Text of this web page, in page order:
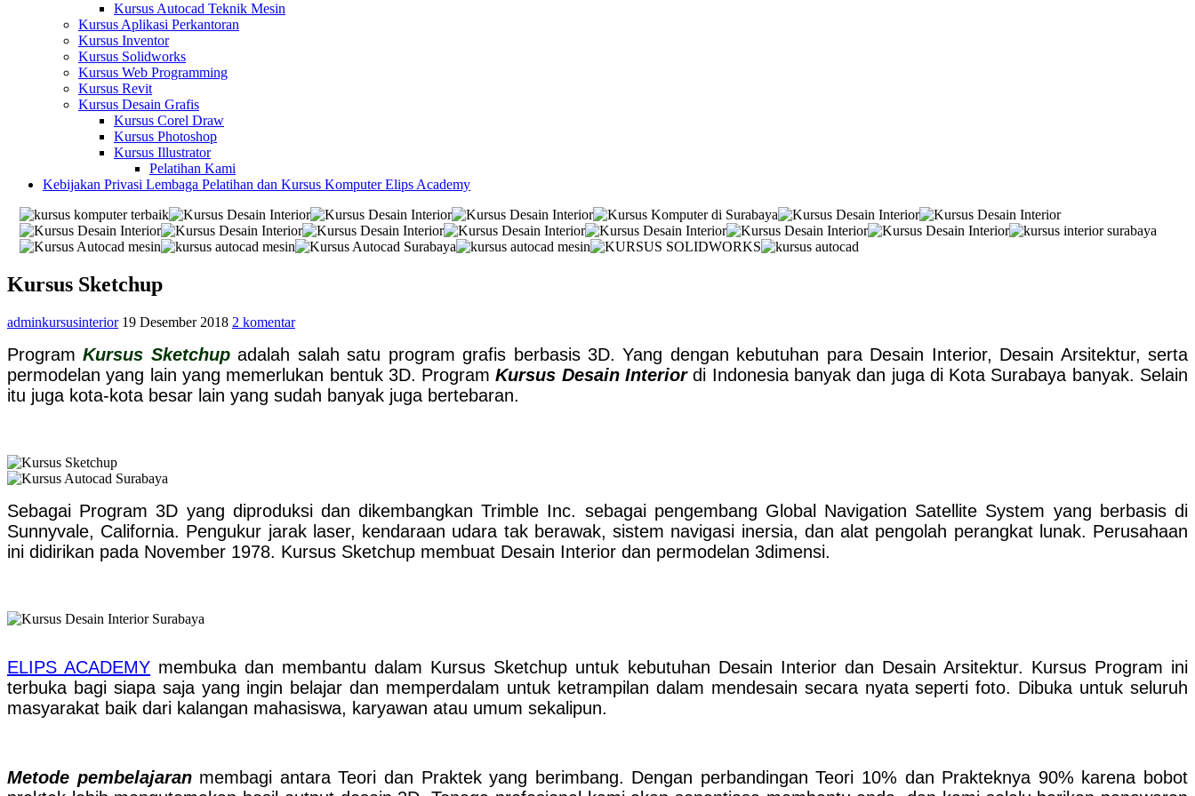
Kursus Autocad Teknik Mesin
Kursus Aplikasi Perkantoran
Kursus Inventor
Kursus Solidworks
Kursus Web Programming
Kursus Revit
Kursus Desain Grafis
Kursus Corel Draw
Kursus Photoshop
Kursus Illustrator
Pelatihan Kami
Kebijakan Privasi Lembaga Pelatihan dan Kursus Komputer Elips Academy
Kursus Sketchup
adminkursusinterior 19 Desember 2018 2 komentar
Program Kursus Sketchupadalah salah satu program grafis berbasis 3D. Yang dengan kebutuhan para Desain Interior, Desain Arsitektur, serta
permodelan yang lain yang memerlukan bentuk 3D. Program Kursus Desain Interiordi Indonesia banyak dan juga di Kota Surabaya banyak. Selain
itu juga kota-kota besar lain yang sudah banyak juga bertebaran.
Sebagai Program 3D yang diproduksi dan dikembangkan Trimble Inc. sebagai pengembang Global Navigation Satellite System yang berbasis di
Sunnyvale, California. Pengukur jarak laser, kendaraan udara tak berawak, sistem navigasi inersia, dan alat pengolah perangkat lunak. Perusahaan
ini didirikan pada November 1978. Kursus Sketchup membuat Desain Interior dan permodelan 3dimensi.
ELIPS ACADEMY membuka dan membantu dalam Kursus Sketchup untuk kebutuhan Desain Interior dan Desain Arsitektur. Kursus Program ini
terbuka bagi siapa saja yang ingin belajar dan memperdalam untuk ketrampilan dalam mendesain secara nyata seperti foto. Dibuka untuk seluruh
masyarakat baik dari kalangan mahasiswa, karyawan atau umum sekalipun.
Metode pembelajaran membagi antara Teori dan Praktek yang berimbang. Dengan perbandingan Teori 10% dan Prakteknya 90% karena bobot